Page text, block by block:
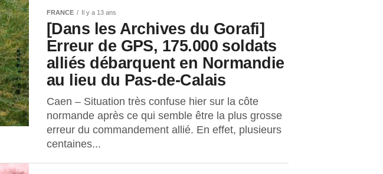
FRANCE Il y a 13 ans
[Dans les Archives du Gorafi]
Erreur de GPS, 175.000 soldats
alliés débarquent en Normandie
au lieu du Pas-de-Calais
Caen – Situation très confuse hier sur la côte
normande après ce qui semble être la plus grosse
erreur du commandement allié. En effet, plusieurs
centaines...